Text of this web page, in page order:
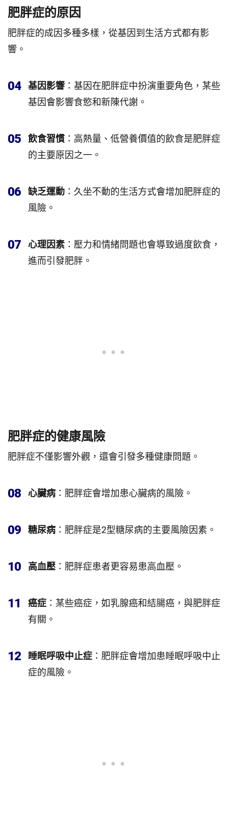
肥胖症的原因
肥胖症的成因多種多樣，從基因到生活方式都有影
響。
04 基因影響 ：基因在肥胖症中扮演重要角色，某些
基因會影響食慾和新陳代謝。
05 飲食習慣 ：高熱量、低營養價值的飲食是肥胖症
的主要原因之一。
06 缺乏運動 ：久坐不動的生活方式會增加肥胖症的
風險。
07 心理因素 ：壓力和情緒問題也會導致過度飲食，
進而引發肥胖。
肥胖症的健康風險
肥胖症不僅影響外觀，還會引發多種健康問題。
08 心臟病 ：肥胖症會增加患心臟病的風險。
09 糖尿病 ：肥胖症是2型糖尿病的主要風險因素。
10 高血壓 ：肥胖症患者更容易患高血壓。
11 癌症 ：某些癌症，如乳腺癌和結腸癌，與肥胖症
有關。
12 睡眠呼吸中止症 ：肥胖症會增加患睡眠呼吸中止
症的風險。